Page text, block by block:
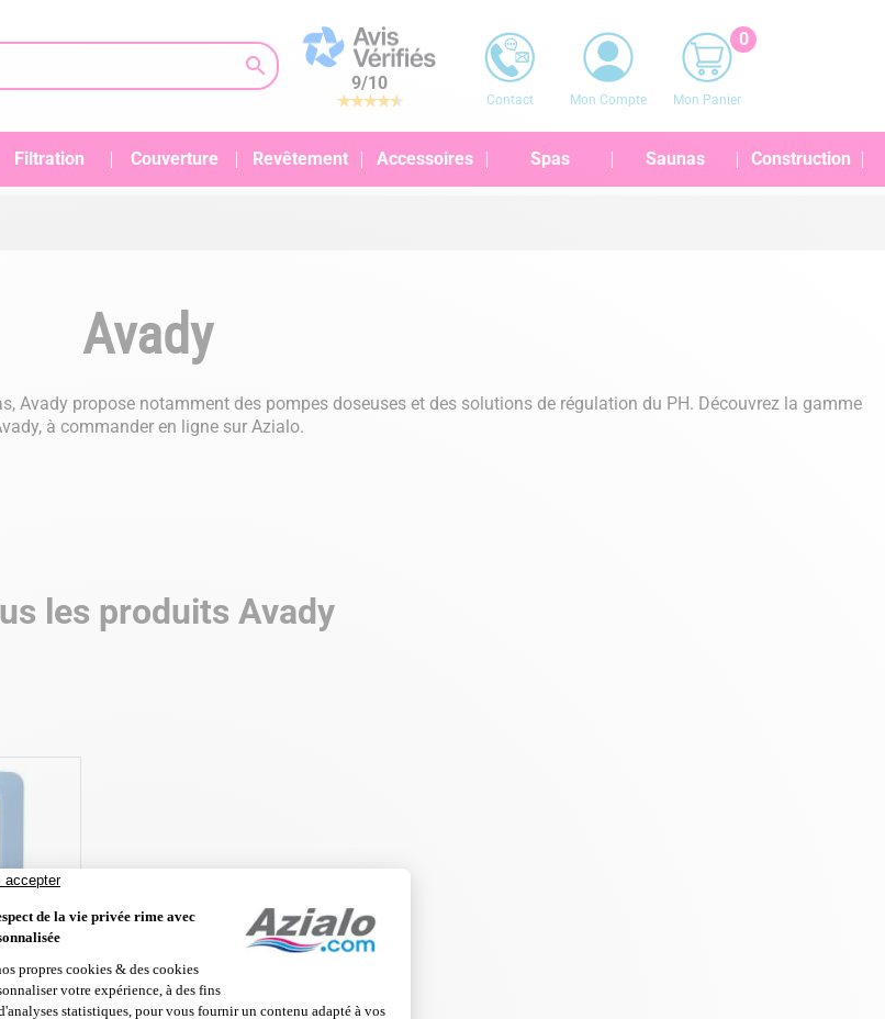

9/10
Contact Mon Compte
0
Mon Panier
Filtration Couverture Revêtement Accessoires Spas Saunas Construction
Avady
Avady propose notamment des pompes doseuses et des solutions de régulation du PH. Découvrez la gamme
à commander en ligne sur Azialo.
les produits Avady